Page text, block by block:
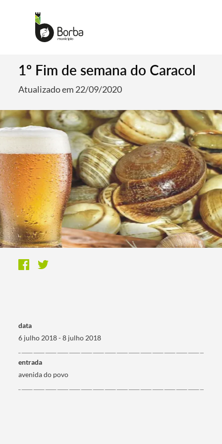
1º Fim de semana do Caracol
Atualizado em 22/09/2020
data
6 julho 2018 - 8 julho 2018
entrada
avenida do povo